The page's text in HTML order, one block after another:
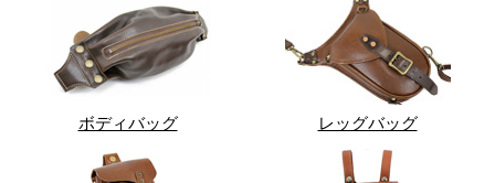
ボディバッグ レッグバッグ